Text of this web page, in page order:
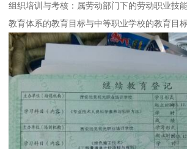
组织培训与考核：属劳动部门下的劳动职业技
教育体系的教育目标与中等职业学校的教育目